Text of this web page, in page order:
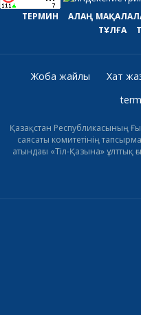
ТЕРМИН АЛАҢ
ТҰЛҒА
Жоба жайлы Хат
Қазақстан Республикасының
саясаты комитетінің
атындағы «Тіл-Қазына» ұлттық